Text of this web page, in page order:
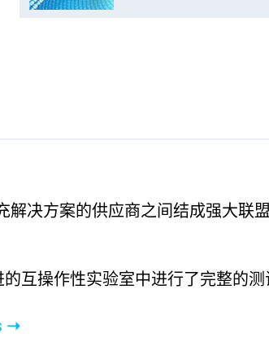
决方案的供应商之间结成强大
互操作性实验室中进行了完整的测